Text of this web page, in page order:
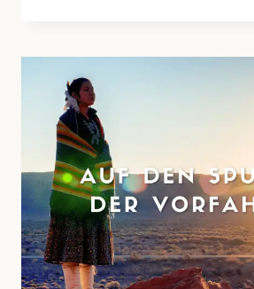
UREINWOHNER:
DER
UREINWOHNER
NORDAMERIKAS